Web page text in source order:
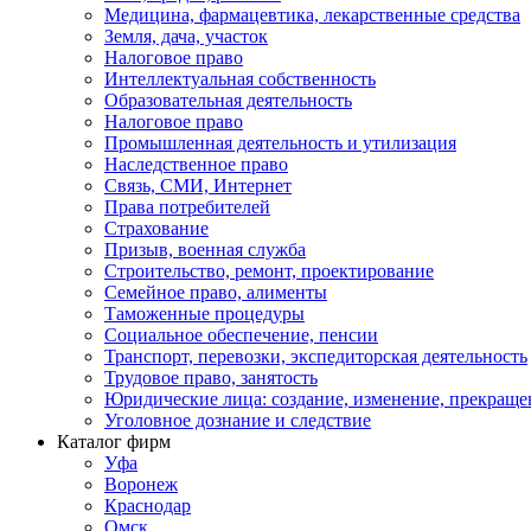
Медицина, фармацевтика, лекарственные средства
Земля, дача, участок
Налоговое право
Интеллектуальная собственность
Образовательная деятельность
Налоговое право
Промышленная деятельность и утилизация
Наследственное право
Связь, СМИ, Интернет
Права потребителей
Страхование
Призыв, военная служба
Строительство, ремонт, проектирование
Семейное право, алименты
Таможенные процедуры
Социальное обеспечение, пенсии
Транспорт, перевозки, экспедиторская деятельность
Трудовое право, занятость
Юридические лица: создание, изменение,
Уголовное дознание и следствие
Каталог фирм
Уфа
Воронеж
Краснодар
Омск